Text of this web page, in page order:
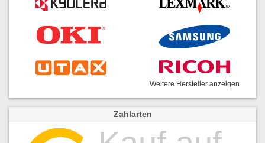
Weitere Hersteller anzeigen
Zahlarten